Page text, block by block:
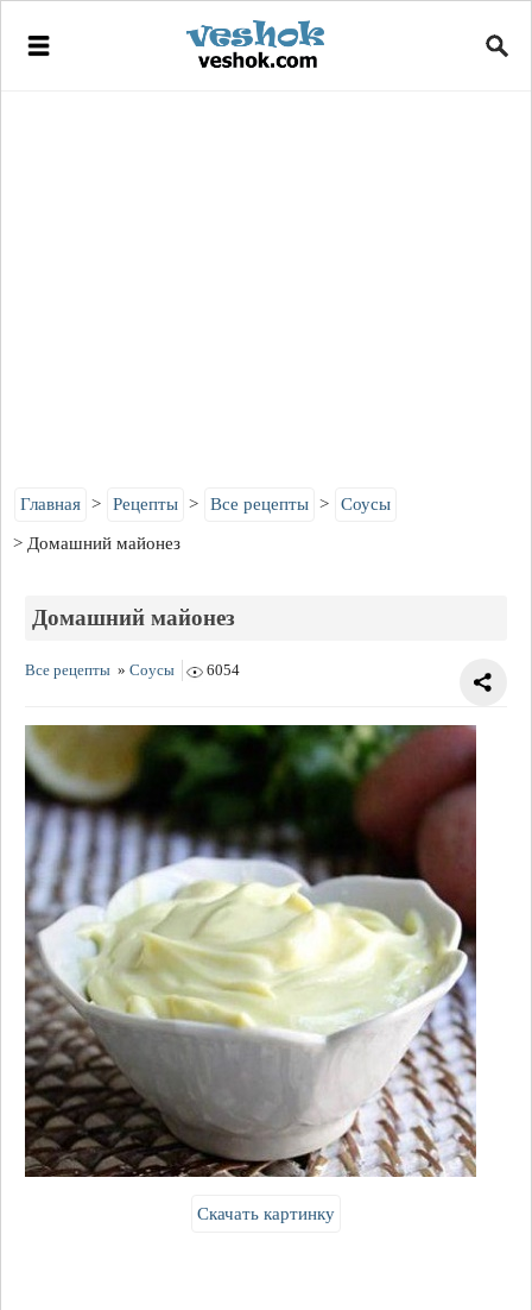
Главная Рецепты Все рецепты Соусы
Домашний майонез
Домашний майонез
Все рецепты » Соусы 6054
Скачать картинку